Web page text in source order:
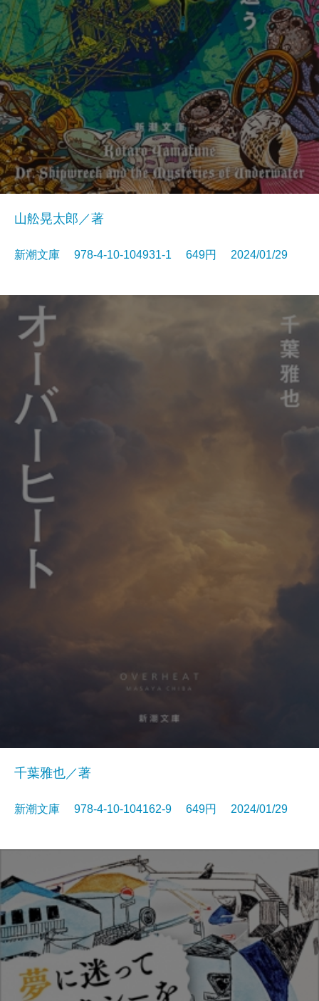
山舩晃太郎／著
新潮文庫 978-4-10-104931-1 649円 2024/01/29
千葉雅也／著
新潮文庫 978-4-10-104162-9 649円 2024/01/29